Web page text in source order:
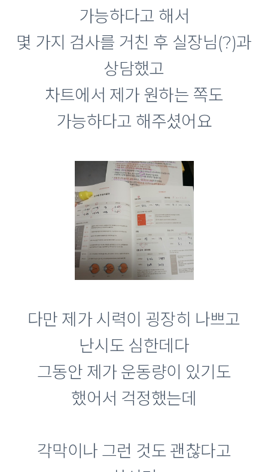
가능하다고 해서
몇 가지 검사를 거친 후 실장님(?)과
상담했고
차트에서 제가 원하는 쪽도
가능하다고 해주셨어요
다만 제가 시력이 굉장히 나쁘고
난시도 심한데다
그동안 제가 운동량이 있기도
했어서 걱정했는데
각막이나 그런 것도 괜찮다고